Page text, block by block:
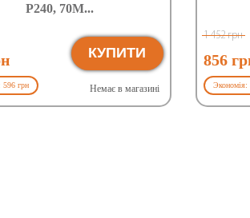
Р240, 70М...
596 грн
КУПИТИ
Немає в магазині
1 452 грн
856
Экономія: